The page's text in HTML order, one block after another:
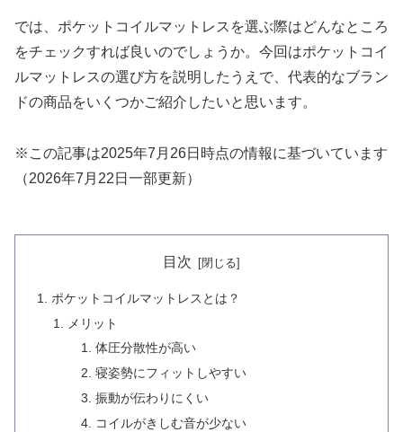
では、ポケットコイルマットレスを選ぶ際はどんなところ
をチェックすれば良いのでしょうか。今回はポケットコイ
ルマットレスの選び方を説明したうえで、代表的なブラン
ドの商品をいくつかご紹介したいと思います。
※この記事は2025年7月26日時点の情報に基づいています
（2026年7月22日一部更新）
目次
ポケットコイルマットレスとは？
メリット
体圧分散性が高い
寝姿勢にフィットしやすい
振動が伝わりにくい
コイルがきしむ音が少ない